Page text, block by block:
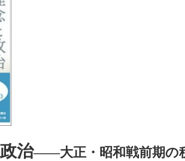
治――大正・昭和戦前期の